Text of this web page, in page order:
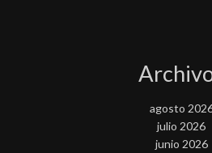
agosto
julio 2026
junio 2026